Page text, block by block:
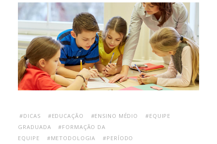
#DICAS #EDUCAÇÃO #ENSINO MÉDIO
#EQUIPE
GRADUADA
#FORMAÇÃO DA
EQUIPE
#METODOLOGIA
#PERÍODO